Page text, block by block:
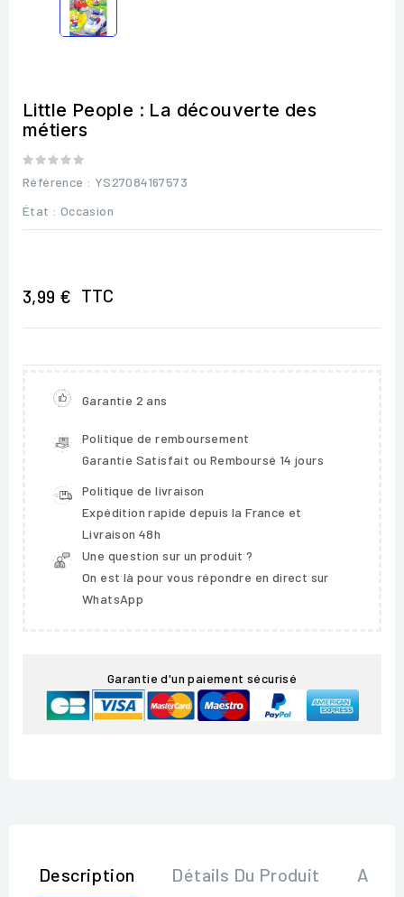
Little People : La découverte des
métiers
Référence : YS27084167573
État : Occasion
3,99 € TTC
Garantie 2 ans
Politique de remboursement
Garantie Satisfait ou Remboursé 14 jours
Politique de livraison
Expédition rapide depuis la France et
Livraison 48h
Une question sur un produit ?
On est là pour vous répondre en direct sur
WhatsApp
Garantie d'un paiement sécurisé
Description Détails Du Produit Avis